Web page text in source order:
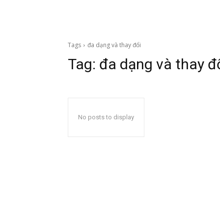
Tags đa dạng và thay đổi
Tag: đa dạng và thay
No posts to display